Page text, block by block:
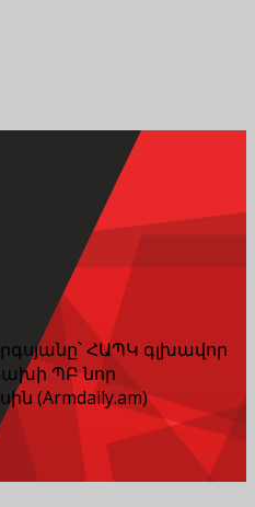
ՀԱՊԿ գլխավոր
ՊԲ նոր
(Armdaily.am)